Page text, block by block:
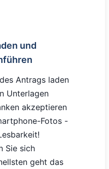
und
Antrags laden
Unterlagen
akzeptieren
Fotos -
Sie sich
geht das